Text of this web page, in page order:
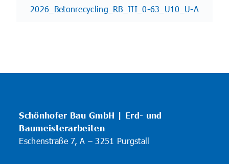
2026_Betonrecycling_RB_III_0-63_U10_U-A
Schönhofer Bau GmbH | Erd- und
Baumeisterarbeiten
Eschenstraße 7, A – 3251 Purgstall